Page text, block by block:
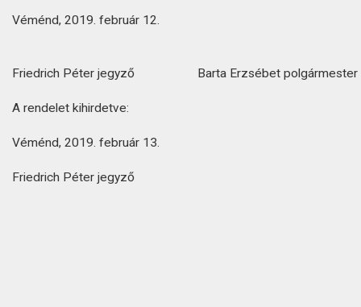
Véménd, 2019. február 12.
Friedrich Péter jegyző Barta Erzsébet polgármester
A rendelet kihirdetve:
Véménd, 2019. február 13.
Friedrich Péter jegyző